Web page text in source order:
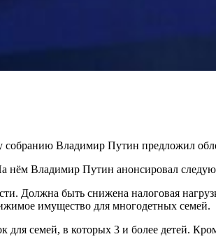
собранию Владимир Путин предложил
нём Владимир Путин анонсировал
Должна быть снижена налоговая
имущество для многодетных семей.
для семей, в которых 3 и более детей.